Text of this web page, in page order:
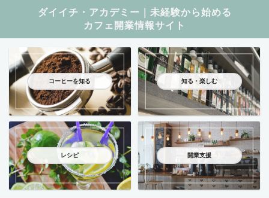
ダイイチ・アカデミー｜未経験から始める
カフェ開業情報サイト
コーヒーを知る 知る・楽しむ
レシピ 開業支援